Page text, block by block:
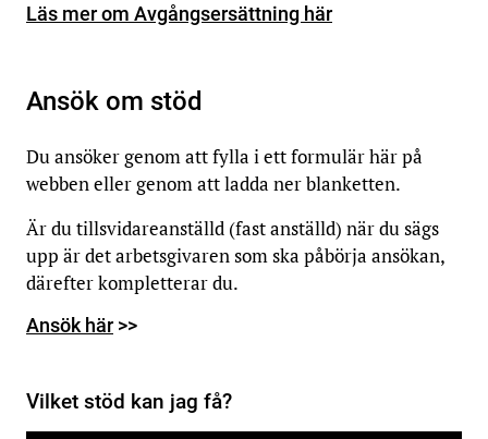
Läs mer om Avgångsersättning här
Ansök om stöd
Du ansöker genom att fylla i ett formulär här på
webben eller genom att ladda ner blanketten.
Är du tillsvidareanställd (fast anställd) när du sägs
upp är det arbetsgivaren som ska påbörja ansökan,
därefter kompletterar du.
Ansök här >>
Vilket stöd kan jag få?